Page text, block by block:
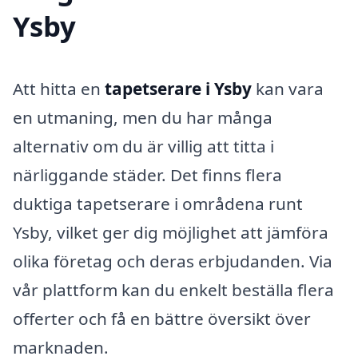
Ysby
Att hitta en tapetserare i Ysby kan vara
en utmaning, men du har många
alternativ om du är villig att titta i
närliggande städer. Det finns flera
duktiga tapetserare i områdena runt
Ysby, vilket ger dig möjlighet att jämföra
olika företag och deras erbjudanden. Via
vår plattform kan du enkelt beställa flera
offerter och få en bättre översikt över
marknaden.